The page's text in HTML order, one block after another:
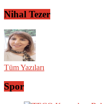
Nihal Tezer
Tüm Yazıları
Spor